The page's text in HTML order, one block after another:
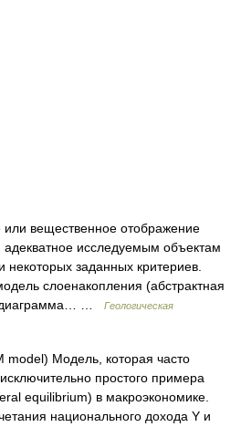
или вещественное отображение
адекватное исследуемым объектам
заданных критериев.
слоенакопления (абстрактная
диаграмма… …
Геологическая
Модель, которая часто
простого примера
equilibrium) в макроэкономике.
национального дохода Y и